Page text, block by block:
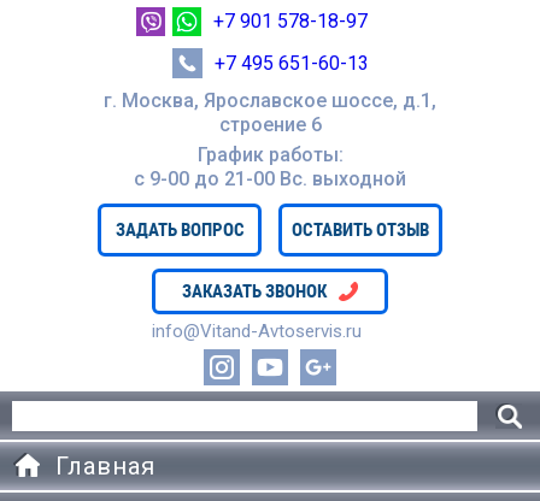
г. Москва, Ярославское шоссе, д.1,
строение 6
График работы:
с 9-00 до 21-00 Вc. выходной
ЗАДАТЬ ВОПРОС ОСТАВИТЬ ОТЗЫВ
ЗАКАЗАТЬ ЗВОНОК
info@Vitand-Avtoservis.ru
+7 901 578-18-97
+7 495 651-60-13
Главная